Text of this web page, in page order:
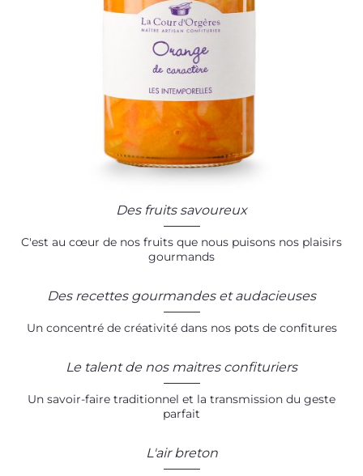
Des fruits savoureux
C'est au cœur de nos fruits que nous puisons nos plaisirs
gourmands
Des recettes gourmandes et audacieuses
Un concentré de créativité dans nos pots de confitures
Le talent de nos maitres confituriers
Un savoir-faire traditionnel et la transmission du geste
parfait
L'air breton